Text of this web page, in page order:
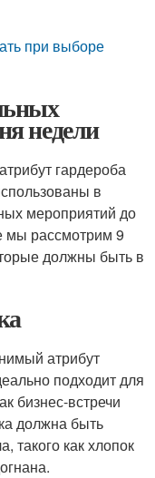
при выборе
недели
гардероба
в
мероприятий до
мы рассмотрим 9
должны быть в
атрибут
подходит для
бизнес-встречи
должна быть
такого как хлопок